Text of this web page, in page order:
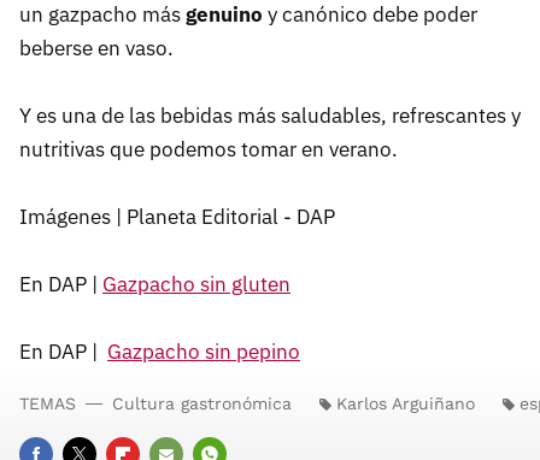
un gazpacho másgenuino y canónico debe poder
beberse en vaso.
Y es una de las bebidas más saludables, refrescantes y
nutritivas que podemos tomar en verano.
Imágenes | Planeta Editorial - DAP
En DAP | Gazpacho sin gluten
En DAP | Gazpacho sin pepino
TEMAS Cultura gastronómica Karlos Arguiñano